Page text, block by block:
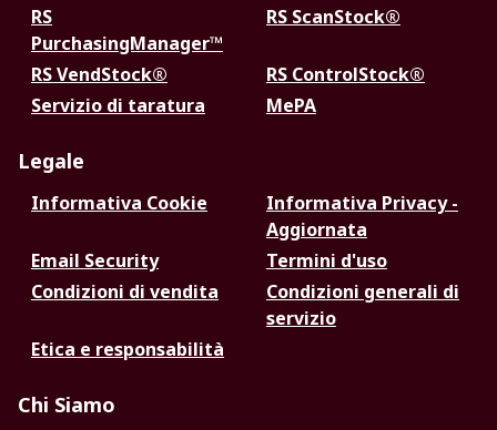
RS
PurchasingManager™
RS ScanStock®
RS VendStock®
RS ControlStock®
Servizio di taratura
MePA
Legale
Informativa Cookie
Informativa Privacy -
Aggiornata
Email Security
Termini d'uso
Condizioni di vendita
Condizioni generali di
servizio
Etica e responsabilità
Chi Siamo